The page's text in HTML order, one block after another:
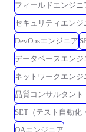
フィールドエンジニ
セキュリティエンジ
DevOpsエンジニア
データベースエンジ
ネットワークエンジ
品質コンサルタント
SET（テスト自動化
QAエンジニア